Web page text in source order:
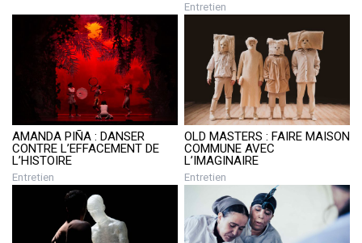
Entretien
AMANDA PIÑA : DANSER
CONTRE L’EFFACEMENT DE
L’HISTOIRE
Entretien
OLD MASTERS : FAIRE MAISON
COMMUNE AVEC
L’IMAGINAIRE
Entretien